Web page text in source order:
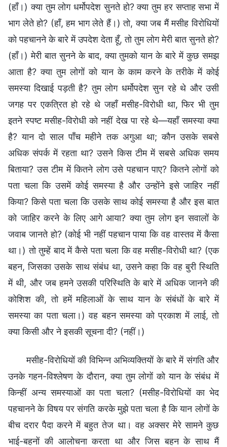
(हाँ।) क्या तुम लोग धर्मोपदेश सुनते हो? क्या तुम हर सप्ताह सभा में
भाग लेते हो? (हाँ, हम भाग लेते हैं।) तो, क्या जब मैं मसीह विरोधियों
को पहचानने के बारे में उपदेश देता हूँ, तो तुम लोग मेरी बात सुनते हो?
(हाँ।) मेरी बात सुनने के बाद, क्या तुमको यान के बारे में कुछ समझ
आता है? क्या तुम लोगों को यान के काम करने के तरीके में कोई
समस्या दिखाई पड़ती है? तुम लोग धर्मोपदेश सुन रहे थे और उसी
जगह पर एकत्रित हो रहे थे जहाँ मसीह-विरोधी था, फिर भी तुम
इतने स्पष्ट मसीह-विरोधी को नहीं देख पा रहे थे—यहाँ समस्या क्या
है? यान दो साल पाँच महीने तक अगुआ था; कौन उसके सबसे
अधिक संपर्क में रहता था? उसने किस टीम में सबसे अधिक समय
बिताया? उस टीम में कितने लोग उसे पहचान पाए? कितने लोगों को
पता चला कि उसमें कोई समस्या है और उन्होंने इसे जाहिर नहीं
किया? किसे पता चला कि उसके साथ कोई समस्या है और इस बात
को जाहिर करने के लिए आगे आया? क्या तुम लोग इन सवालों के
जवाब जानते हो? (कोई भी नहीं पहचान पाया कि वह वास्तव में कैसा
था।) तो तुम्हें बाद में कैसे पता चला कि वह मसीह-विरोधी था? (एक
बहन, जिसका उसके साथ संबंध था, उसने कहा कि वह बुरी स्थिति
में थी, और जब हमने उसकी परिस्थिति के बारे में अधिक जानने की
कोशिश की, तो हमें महिलाओं के साथ यान के संबंधों के बारे में
समस्या का पता चला।) वह बहन समस्या को प्रकाश में लाई, तो
क्या किसी और ने इसकी सूचना दी? (नहीं।)
मसीह-विरोधियों की विभिन्न अभिव्यक्तियों के बारे में संगति और
उनके गहन-विश्लेषण के दौरान, क्या तुम लोगों को यान के संबंध में
किन्हीं अन्य समस्याओं का पता चला? (मसीह-विरोधियों का भेद
पहचानने के विषय पर संगति करके मुझे पता चला है कि यान लोगों के
बीच दरार पैदा करने में बहुत तेज था। वह अक्सर मेरे सामने कुछ
भाई-बहनों की आलोचना करता था और जिस बहन के साथ मैं